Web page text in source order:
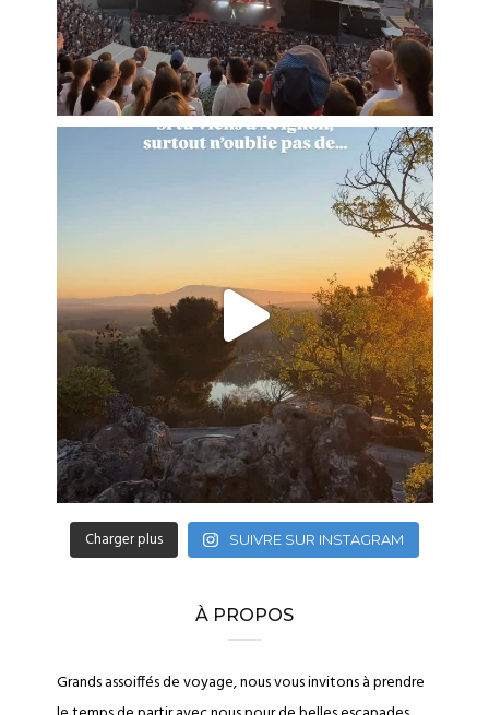
Charger plus SUIVRE SUR INSTAGRAM
À PROPOS
Grands assoiffés de voyage, nous vous invitons à prendre